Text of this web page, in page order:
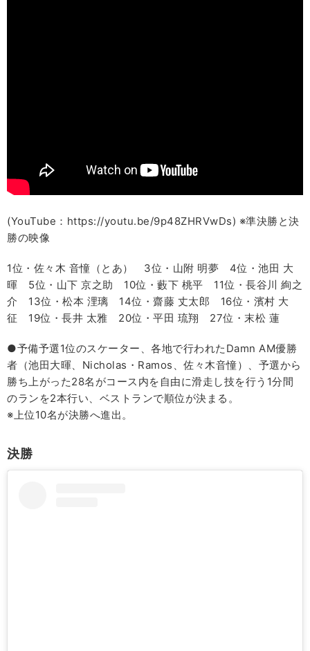
(YouTube：https://youtu.be/9p48ZHRVwDs) ※準決勝と決
勝の映像
1位・佐々木 音憧（とあ） 3位・山附 明夢 4位・池田 大
暉 5位・山下 京之助 10位・藪下 桃平 11位・長谷川 絢之
介 13位・松本 浬璃 14位・齋藤 丈太郎 16位・濱村 大
征 19位・長井 太雅 20位・平田 琉翔 27位・末松 蓮
●予備予選1位のスケーター、各地で行われたDamn AM優勝
者（池田大暉、Nicholas・Ramos、佐々木音憧）、予選から
勝ち上がった28名がコース内を自由に滑走し技を行う1分間
のランを2本行い、ベストランで順位が決まる。
※上位10名が決勝へ進出。
決勝